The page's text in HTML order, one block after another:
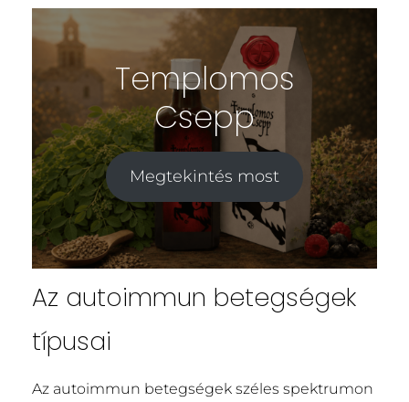
Templomos
Csepp
Megtekintés most
Az autoimmun betegségek
típusai
Az autoimmun betegségek széles spektrumon